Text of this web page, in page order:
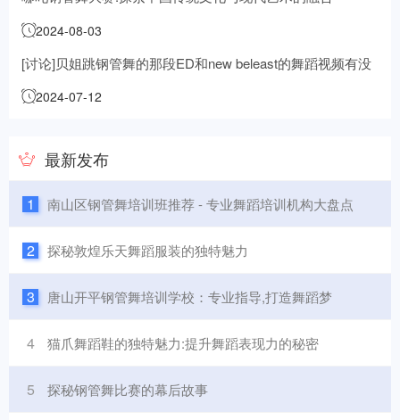
于本
2024-08-03
[讨论]贝姐跳钢管舞的那段ED和new beleast的舞蹈视频有没
有的下载
2024-07-12
最新发布
1 南山区钢管舞培训班推荐 - 专业舞蹈培训机构大盘点
2 探秘敦煌乐天舞蹈服装的独特魅力
3 唐山开平钢管舞培训学校：专业指导,打造舞蹈梦
4 猫爪舞蹈鞋的独特魅力:提升舞蹈表现力的秘密
5 探秘钢管舞比赛的幕后故事